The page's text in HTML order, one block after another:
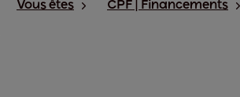
Vous êtes CPF | Financements